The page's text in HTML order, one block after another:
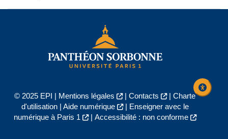
© 2025 EPI | Mentions légales | Contacts | Charte
d'utilisation| Aide numérique |
Enseigner avec le
numérique à Paris 1
| Accessibilité : non conforme